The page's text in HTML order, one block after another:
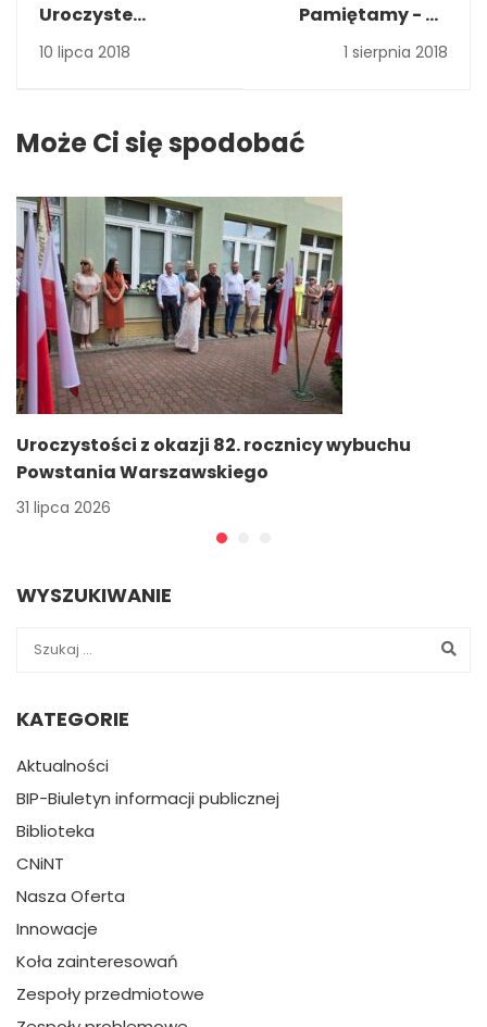
Uroczyste
zakończenie roku
szkolnego
10 lipca 2018
Pamiętamy - 74
rocznica wybuchu
Powstania
1 sierpnia 2018
Może Ci się spodobać
Uroczystości z okazji 82. rocznicy wybuchu
Powstania Warszawskiego
31 lipca 2026
WYSZUKIWANIE
KATEGORIE
Aktualności
BIP-Biuletyn informacji publicznej
Biblioteka
CNiNT
Nasza Oferta
Innowacje
Koła zainteresowań
Zespoły przedmiotowe